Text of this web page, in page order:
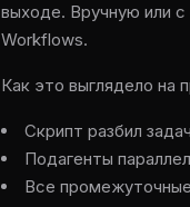
выходе. Вручную или
Workflows.
Как это выглядело на
Скрипт разбил
Подагенты
Все